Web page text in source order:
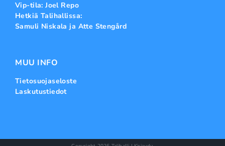
Vip-tila: Joel Repo
Hetkiä Talihallissa:
Samuli Niskala ja Atte Stengård
MUU INFO
Tietosuojaseloste
Laskutustiedot